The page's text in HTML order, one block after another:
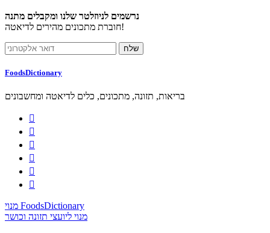
נרשמים לניוזלטר שלנו ומקבלים מתנה
חוברת מתכונים מהירים לדיאטה!
FoodsDictionary
בריאות, תזונה, מתכונים, כלים לדיאטה ומחשבונים






מנוי FoodsDictionary
מנוי ליועצי תזונה וכושר